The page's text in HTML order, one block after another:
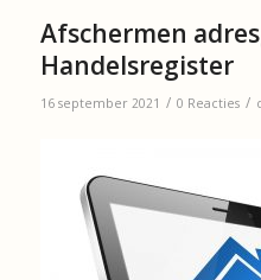
Afschermen
Handelsregister
16 september 2021 / 0 Reacties /